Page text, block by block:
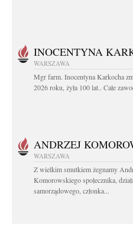
INOCENTYNA
WARSZAWA
Mgr farm. Inocentyna Karkocha
2026 roku, żyła 100 lat.. Całe
ANDRZEJ
WARSZAWA
Z wielkim smutkiem żegnamy
Komorowskiego społecznika,
samorządowego, członka...